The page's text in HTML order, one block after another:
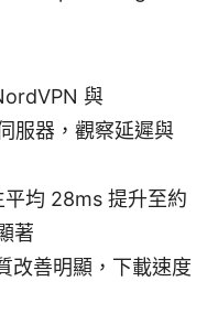
與
服器，觀察延遲與
均 28ms 提升至約
著
改善明顯，下載速度